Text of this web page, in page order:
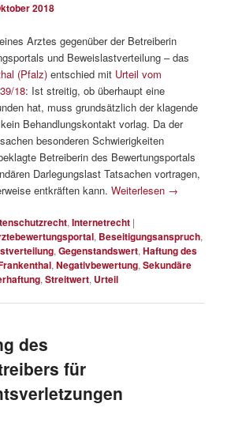
2018
Arztes gegenüber der Betreiberin
und Beweislastverteilung – das
(Pfalz) entschied mit Urteil vom
18: Ist streitig, ob überhaupt eine
hat, muss grundsätzlich der klagende
Behandlungskontakt vorlag. Da der
besonderen Schwierigkeiten
Betreiberin des Bewertungsportals
Darlegungslast Tatsachen vortragen,
entkräften kann.Weiterlesen →
,Internetrecht |
, Beseitigungsanspruch,
,Gegenstandswert,Haftung des
,Negativbewertung,Sekundäre
,Streitwert, Urteil
des
für